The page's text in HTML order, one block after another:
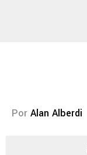
Por Alan Alberdi